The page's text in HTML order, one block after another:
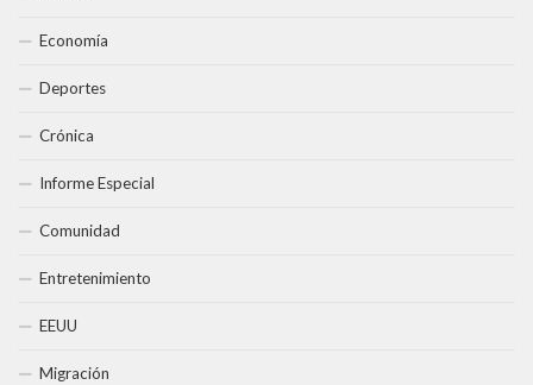
Economía
Deportes
Crónica
Informe Especial
Comunidad
Entretenimiento
EEUU
Migración